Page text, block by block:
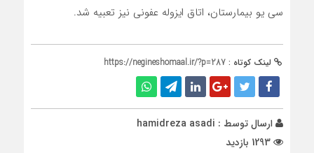
سی یو بیمارستان، اتاق ایزوله عفونی نیز تعبیه شد.
لینک کوتاه : https://negineshomaal.ir/?p=287
ارسال توسط : hamidreza asadi